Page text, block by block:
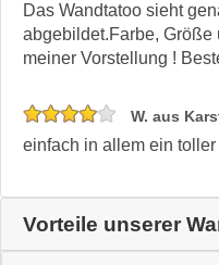
Das Wandtatoo sieht
abgebildet.Farbe, Größe
meiner Vorstellung !
W. aus
einfach in allem ein
Vorteile unserer